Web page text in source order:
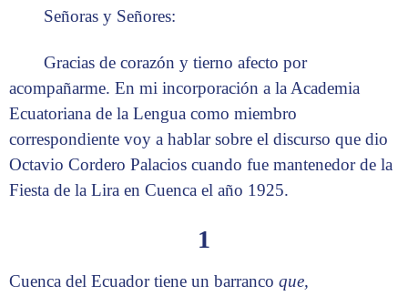
Señoras y Señores:
Gracias de corazón y tierno afecto por
acompañarme. En mi incorporación a la Academia
Ecuatoriana de la Lengua como miembro
correspondiente voy a hablar sobre el discurso que dio
Octavio Cordero Palacios cuando fue mantenedor de la
Fiesta de la Lira en Cuenca el año 1925.
1
Cuenca del Ecuador tiene un barranco que,